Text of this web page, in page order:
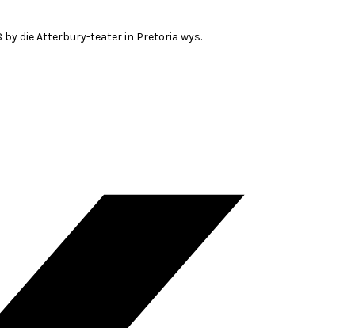
by die Atterbury-teater in Pretoria wys.